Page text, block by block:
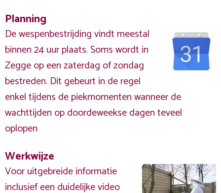
Planning
De wespenbestrijding vindt meestal
binnen 24 uur plaats. Soms wordt in
Zegge op een zaterdag of zondag
bestreden. Dit gebeurt in de regel
enkel tijdens de piekmomenten wanneer de
wachttijden op doordeweekse dagen teveel
oplopen
Werkwijze
Voor uitgebreide informatie
inclusief een duidelijke video